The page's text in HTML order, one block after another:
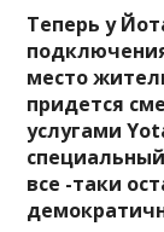
Теперь у
место
придется
услугами
все -таки